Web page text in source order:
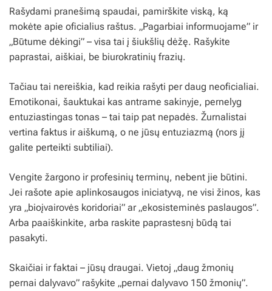
Rašydami pranešimą spaudai, pamirškite viską, ką
mokėte apie oficialius raštus. „Pagarbiai informuojame” ir
„Būtume dėkingi” – visa tai į šiukšlių dėžę. Rašykite
paprastai, aiškiai, be biurokratinių frazių.
Tačiau tai nereiškia, kad reikia rašyti per daug neoficialiai.
Emotikonai, šauktukai kas antrame sakinyje, pernelyg
entuziastingas tonas – tai taip pat nepadės. Žurnalistai
vertina faktus ir aiškumą, o ne jūsų entuziazmą (nors jį
galite perteikti subtiliai).
Vengite žargono ir profesinių terminų, nebent jie būtini.
Jei rašote apie aplinkosaugos iniciatyvą, ne visi žinos, kas
yra „bioįvairovės koridoriai” ar „ekosisteminės paslaugos”.
Arba paaiškinkite, arba raskite paprastesnį būdą tai
pasakyti.
Skaičiai ir faktai – jūsų draugai. Vietoj „daug žmonių
pernai dalyvavo” rašykite „pernai dalyvavo 150 žmonių”.